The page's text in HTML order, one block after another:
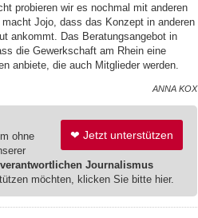
probieren wir es nochmal mit anderen
Jojo, dass das Konzept in anderen
ankommt. Das Beratungsangebot in
die Gewerkschaft am Rhein eine
anbiete, die auch Mitglieder werden.
ANNA KOX
❤ Jetzt unterstützen
ohne
verantwortlichen Journalismus
möchten, klicken Sie bitte hier.